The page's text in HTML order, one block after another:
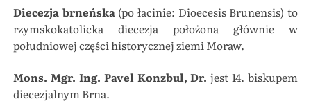
Diecezja brneńska(po łacinie: Dioecesis Brunensis) to
rzymskokatolicka diecezja położona głównie w
południowej części historycznej ziemi Moraw.
Mons. Mgr. Ing. Pavel Konzbul, Dr.jest 14. biskupem
diecezjalnym Brna.